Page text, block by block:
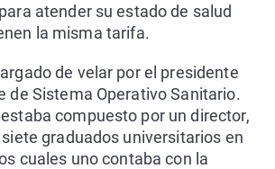
atender su estado de salud
la misma tarifa.
de velar por el presidente
de Sistema Operativo Sanitario.
compuesto por un director,
graduados universitarios en
cuales uno contaba con la